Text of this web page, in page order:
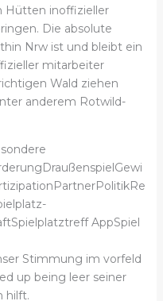
Hütten inoffizieller
Die absolute
Nrw ist und bleibt ein
mitarbeiter
Wald ziehen
anderem Rotwild-
AppSpiel
Stimmung im vorfeld
up being leer seiner
hilft.